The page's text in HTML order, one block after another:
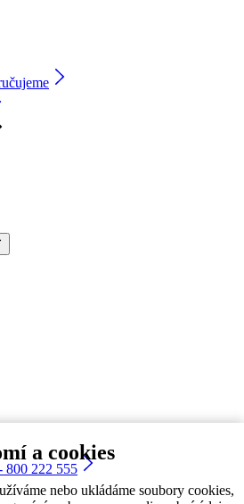
a cookies
nebo ukládáme soubory cookies,
800 222 555